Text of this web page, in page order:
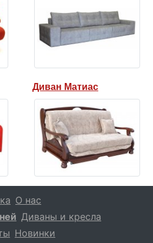
Диван Матиас
О нас
Диваны и кресла
Новинки